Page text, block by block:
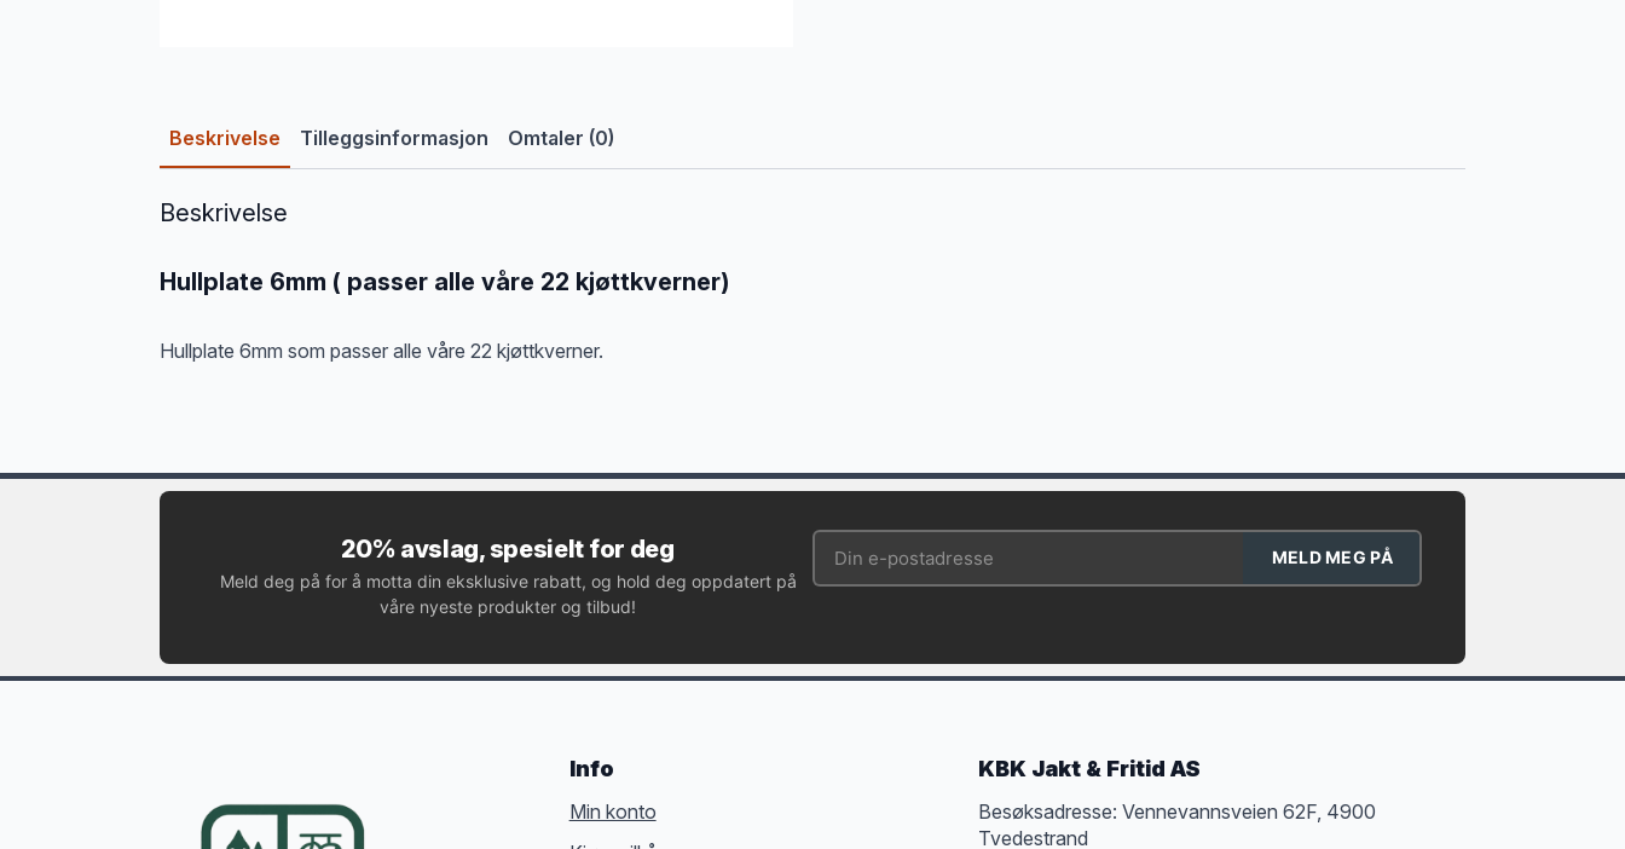
Beskrivelse Tilleggsinformasjon Omtaler (0)
Beskrivelse
Hullplate 6mm ( passer alle våre 22 kjøttkverner)
Hullplate 6mm som passer alle våre 22 kjøttkverner.
20% avslag, spesielt for deg
Meld deg på for å motta din eksklusive rabatt, og hold deg oppdatert på
våre nyeste produkter og tilbud!
MELD MEG PÅ
Info
Min konto
KBK Jakt & Fritid AS
Besøksadresse: Vennevannsveien 62F, 4900
Tvedestrand